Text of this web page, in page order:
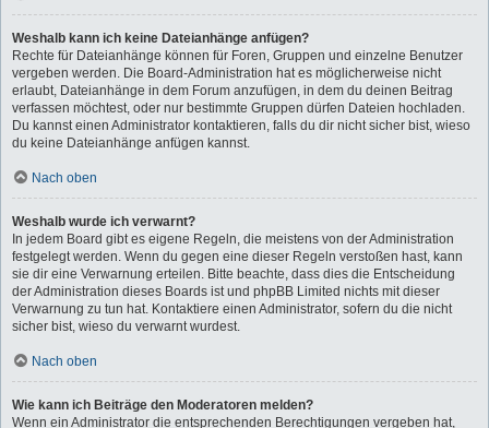
Weshalb kann ich keine Dateianhänge anfügen?
Rechte für Dateianhänge können für Foren, Gruppen und einzelne Benutzer
vergeben werden. Die Board-Administration hat es möglicherweise nicht
erlaubt, Dateianhänge in dem Forum anzufügen, in dem du deinen Beitrag
verfassen möchtest, oder nur bestimmte Gruppen dürfen Dateien hochladen.
Du kannst einen Administrator kontaktieren, falls du dir nicht sicher bist, wieso
du keine Dateianhänge anfügen kannst.
Nach oben
Weshalb wurde ich verwarnt?
In jedem Board gibt es eigene Regeln, die meistens von der Administration
festgelegt werden. Wenn du gegen eine dieser Regeln verstoßen hast, kann
sie dir eine Verwarnung erteilen. Bitte beachte, dass dies die Entscheidung
der Administration dieses Boards ist und phpBB Limited nichts mit dieser
Verwarnung zu tun hat. Kontaktiere einen Administrator, sofern du die nicht
sicher bist, wieso du verwarnt wurdest.
Nach oben
Wie kann ich Beiträge den Moderatoren melden?
Wenn ein Administrator die entsprechenden Berechtigungen vergeben hat,